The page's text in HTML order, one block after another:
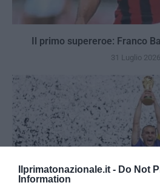
Ilprimatonazionale.it - Do Not
Information
Il primo supereroe: Franco
31 Luglio 2026